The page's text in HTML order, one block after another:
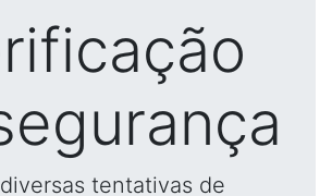
tentativas de